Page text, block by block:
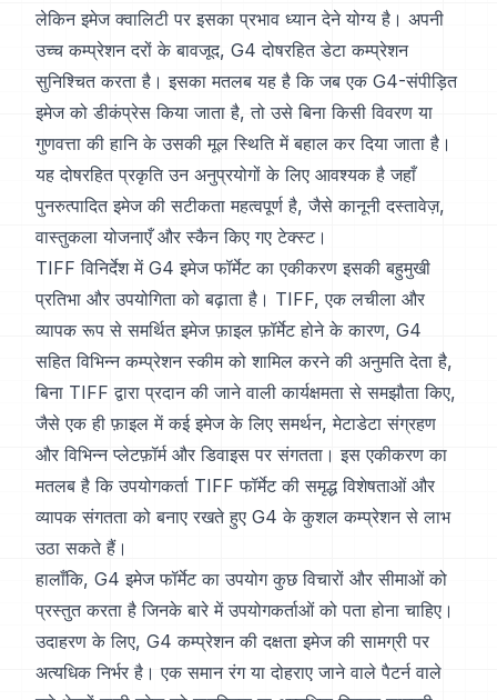
लेकिन इमेज क्वालिटी पर इसका प्रभाव ध्यान देने योग्य है। अपनी
उच्च कम्प्रेशन दरों के बावजूद, G4 दोषरहित डेटा कम्प्रेशन
सुनिश्चित करता है। इसका मतलब यह है कि जब एक G4-संपीड़ित
इमेज को डीकंप्रेस किया जाता है, तो उसे बिना किसी विवरण या
गुणवत्ता की हानि के उसकी मूल स्थिति में बहाल कर दिया जाता है।
यह दोषरहित प्रकृति उन अनुप्रयोगों के लिए आवश्यक है जहाँ
पुनरुत्पादित इमेज की सटीकता महत्वपूर्ण है, जैसे कानूनी दस्तावेज़,
वास्तुकला योजनाएँ और स्कैन किए गए टेक्स्ट।
TIFF विनिर्देश में G4 इमेज फॉर्मेट का एकीकरण इसकी बहुमुखी
प्रतिभा और उपयोगिता को बढ़ाता है। TIFF, एक लचीला और
व्यापक रूप से समर्थित इमेज फ़ाइल फ़ॉर्मेट होने के कारण, G4
सहित विभिन्न कम्प्रेशन स्कीम को शामिल करने की अनुमति देता है,
बिना TIFF द्वारा प्रदान की जाने वाली कार्यक्षमता से समझौता किए,
जैसे एक ही फ़ाइल में कई इमेज के लिए समर्थन, मेटाडेटा संग्रहण
और विभिन्न प्लेटफ़ॉर्म और डिवाइस पर संगतता। इस एकीकरण का
मतलब है कि उपयोगकर्ता TIFF फॉर्मेट की समृद्ध विशेषताओं और
व्यापक संगतता को बनाए रखते हुए G4 के कुशल कम्प्रेशन से लाभ
उठा सकते हैं।
हालाँकि, G4 इमेज फॉर्मेट का उपयोग कुछ विचारों और सीमाओं को
प्रस्तुत करता है जिनके बारे में उपयोगकर्ताओं को पता होना चाहिए।
उदाहरण के लिए, G4 कम्प्रेशन की दक्षता इमेज की सामग्री पर
अत्यधिक निर्भर है। एक समान रंग या दोहराए जाने वाले पैटर्न वाले